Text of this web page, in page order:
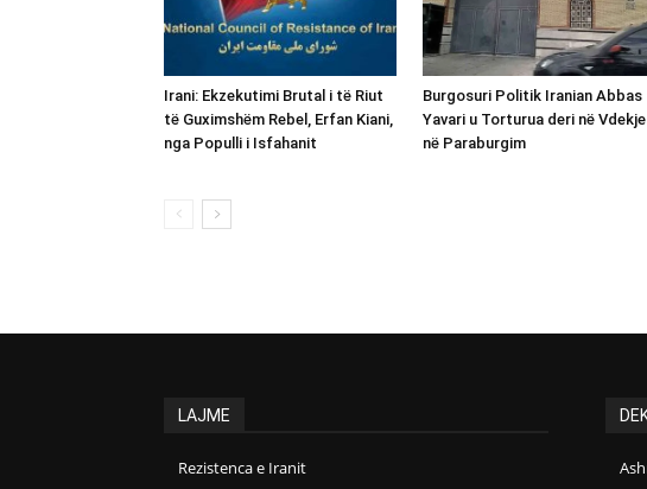
Irani: Ekzekutimi Brutal i të Riut
të Guximshëm Rebel, Erfan Kiani,
nga Populli i Isfahanit
Burgosuri Politik Iranian Abbas
Yavari u Torturua deri në Vdekje
në Paraburgim
LAJME
Rezistenca e Iranit